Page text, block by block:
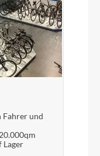
Fahrer und
Lager